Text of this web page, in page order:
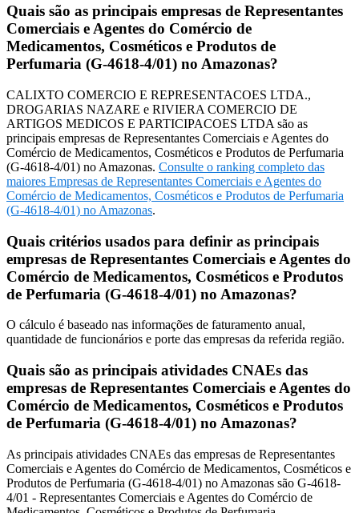
Quais são as principais empresas de Representantes
Comerciais e Agentes do Comércio de
Medicamentos, Cosméticos e Produtos de
Perfumaria (G-4618-4/01) no Amazonas?
CALIXTO COMERCIO E REPRESENTACOES LTDA.,
DROGARIAS NAZARE e RIVIERA COMERCIO DE
ARTIGOS MEDICOS E PARTICIPACOES LTDA são as
principais empresas de Representantes Comerciais e Agentes do
Comércio de Medicamentos, Cosméticos e Produtos de Perfumaria
(G-4618-4/01) no Amazonas. Consulte o ranking completo das
maiores Empresas de Representantes Comerciais e Agentes do
Comércio de Medicamentos, Cosméticos e Produtos de Perfumaria
(G-4618-4/01) no Amazonas.
Quais critérios usados para definir as principais
empresas de Representantes Comerciais e Agentes do
Comércio de Medicamentos, Cosméticos e Produtos
de Perfumaria (G-4618-4/01) no Amazonas?
O cálculo é baseado nas informações de faturamento anual,
quantidade de funcionários e porte das empresas da referida região.
Quais são as principais atividades CNAEs das
empresas de Representantes Comerciais e Agentes do
Comércio de Medicamentos, Cosméticos e Produtos
de Perfumaria (G-4618-4/01) no Amazonas?
As principais atividades CNAEs das empresas de Representantes
Comerciais e Agentes do Comércio de Medicamentos, Cosméticos e
Produtos de Perfumaria (G-4618-4/01) no Amazonas são G-4618-
4/01 - Representantes Comerciais e Agentes do Comércio de